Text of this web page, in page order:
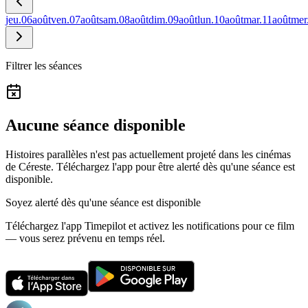
jeu.06aoûtven.07aoûtsam.08aoûtdim.09aoûtlun.10aoûtmar.11août
Filtrer les séances
Aucune séance disponible
Histoires parallèles n'est pas actuellement projeté dans les cinémas
de Céreste. Téléchargez l'app pour être alerté dès qu'une séance est
disponible.
Soyez alerté dès qu'une séance est disponible
Téléchargez l'app Timepilot et activez les notifications pour ce film
— vous serez prévenu en temps réel.